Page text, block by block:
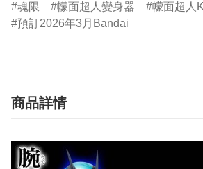
魂限 幪面超人變身器
幪面超人
預訂2026年3月Bandai
商品詳情